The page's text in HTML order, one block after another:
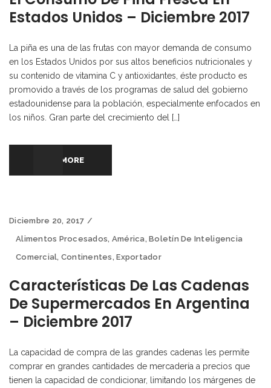
Estados Unidos – Diciembre 2017
La piña es una de las frutas con mayor demanda de consumo
en los Estados Unidos por sus altos beneficios nutricionales y
su contenido de vitamina C y antioxidantes, éste producto es
promovido a través de los programas de salud del gobierno
estadounidense para la población, especialmente enfocados en
los niños. Gran parte del crecimiento del […]
READ MORE
Diciembre 20, 2017
Alimentos Procesados, América,Boletín De Inteligencia
Comercial, Continentes ,Exportador
Características De Las Cadenas
De Supermercados En Argentina
– Diciembre 2017
La capacidad de compra de las grandes cadenas les permite
comprar en grandes cantidades de mercadería a precios que
tienen la capacidad de condicionar, limitando los márgenes de